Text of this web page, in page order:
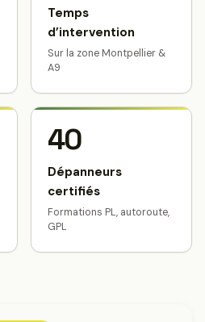
Temps
d’intervention
Sur la zone Montpellier &
A9
40
Dépanneurs
certifiés
Formations PL, autoroute,
GPL